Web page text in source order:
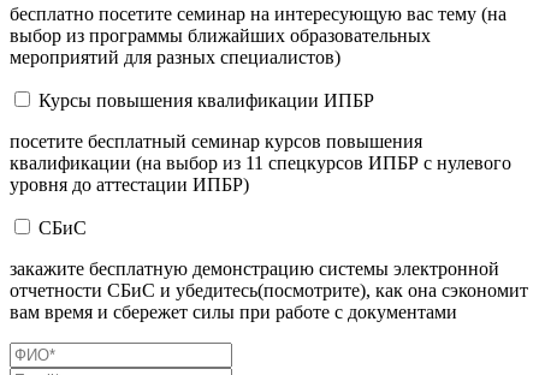
бесплатно посетите семинар на интересующую вас тему (на
выбор из программы ближайших образовательных
мероприятий для разных специалистов)
Курсы повышения квалификации ИПБР
посетите бесплатный семинар курсов повышения
квалификации (на выбор из 11 спецкурсов ИПБР с нулевого
уровня до аттестации ИПБР)
СБиС
закажите бесплатную демонстрацию системы электронной
отчетности СБиС и убедитесь(посмотрите), как она сэкономит
вам время и сбережет силы при работе с документами